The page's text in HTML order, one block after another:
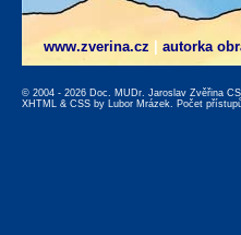
www.zverina.cz autorka
© 2004 - 2026 Doc. MUDr. Jaroslav Zvěřina
XHTML & CSS by Lubor Mrázek. Počet